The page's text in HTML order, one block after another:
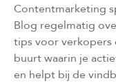
Contentmarketing
Blog regelmatig
tips voor verkopers
buurt waarin je
en helpt bij de